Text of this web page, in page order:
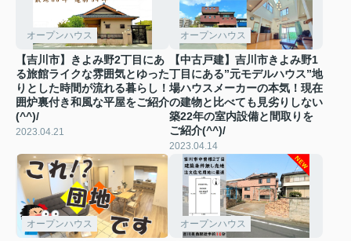
オープンハウス
【吉川市】きよみ野2丁目にあ
る旅館ライクな雰囲気とゆった
りとした時間が流れる暮らし！
囲炉裏付き和風な平屋をご紹介
(^^)/
2023.04.21
オープンハウス
【中古戸建】吉川市きよみ野1
丁目にある”元モデルハウス”地
場ハウスメーカーの本気！現在
の建物と比べても見劣りしない
築22年の室内設備と間取りを
ご紹介(^^)/
2023.04.14
オープンハウス オープンハウス